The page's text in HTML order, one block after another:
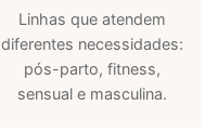
Linhas que atendem
diferentes necessidades:
pós-parto, fitness,
sensual e masculina.